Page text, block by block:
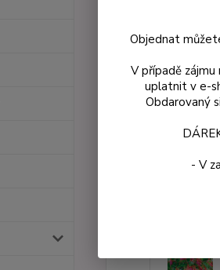
Objednat
V případě
uplatnit v e-
Obdarovaný
- V